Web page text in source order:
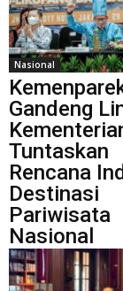
Nasional
Gandeng
Tuntaskan
Rencana
Destinasi
Pariwisata
Nasional